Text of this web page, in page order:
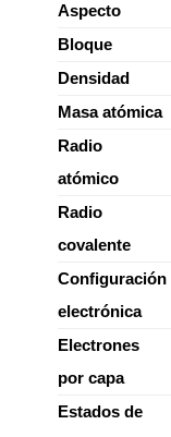
Aspecto
Bloque
Densidad
Masa atómica
Radio
atómico
Radio
covalente
Configuración
electrónica
Electrones
por capa
Estados de